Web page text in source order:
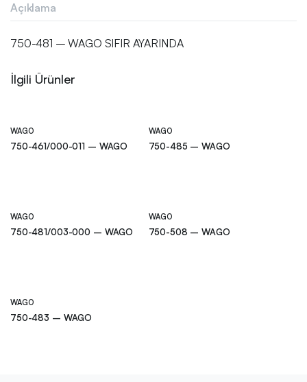
Açıklama
750-481 – WAGO SIFIR AYARINDA
İlgili Ürünler
WAGO
750-461/000-011 – WAGO
WAGO
750-485 – WAGO
WAGO
750-481/003-000 – WAGO
WAGO
750-508 – WAGO
WAGO
750-483 – WAGO